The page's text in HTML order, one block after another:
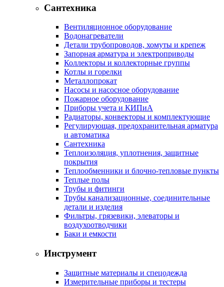
Сантехника
Вентиляционное оборудование
Водонагреватели
Детали трубопроводов, хомуты и крепеж
Запорная арматура и электроприводы
Коллекторы и коллекторные группы
Котлы и горелки
Металлопрокат
Насосы и насосное оборудование
Пожарное оборудование
Приборы учета и КИПиА
Радиаторы, конвекторы и комплектующие
Регулирующая, предохранительная арматура
и автоматика
Сантехника
Теплоизоляция, уплотнения, защитные
покрытия
Теплообменники и блочно-тепловые пункты
Теплые полы
Трубы и фитинги
Трубы канализационные, соединительные
детали и изделия
Фильтры, грязевики, элеваторы и
воздухоотводчики
Баки и емкости
Инструмент
Защитные материалы и спецодежда
Измерительные приборы и тестеры